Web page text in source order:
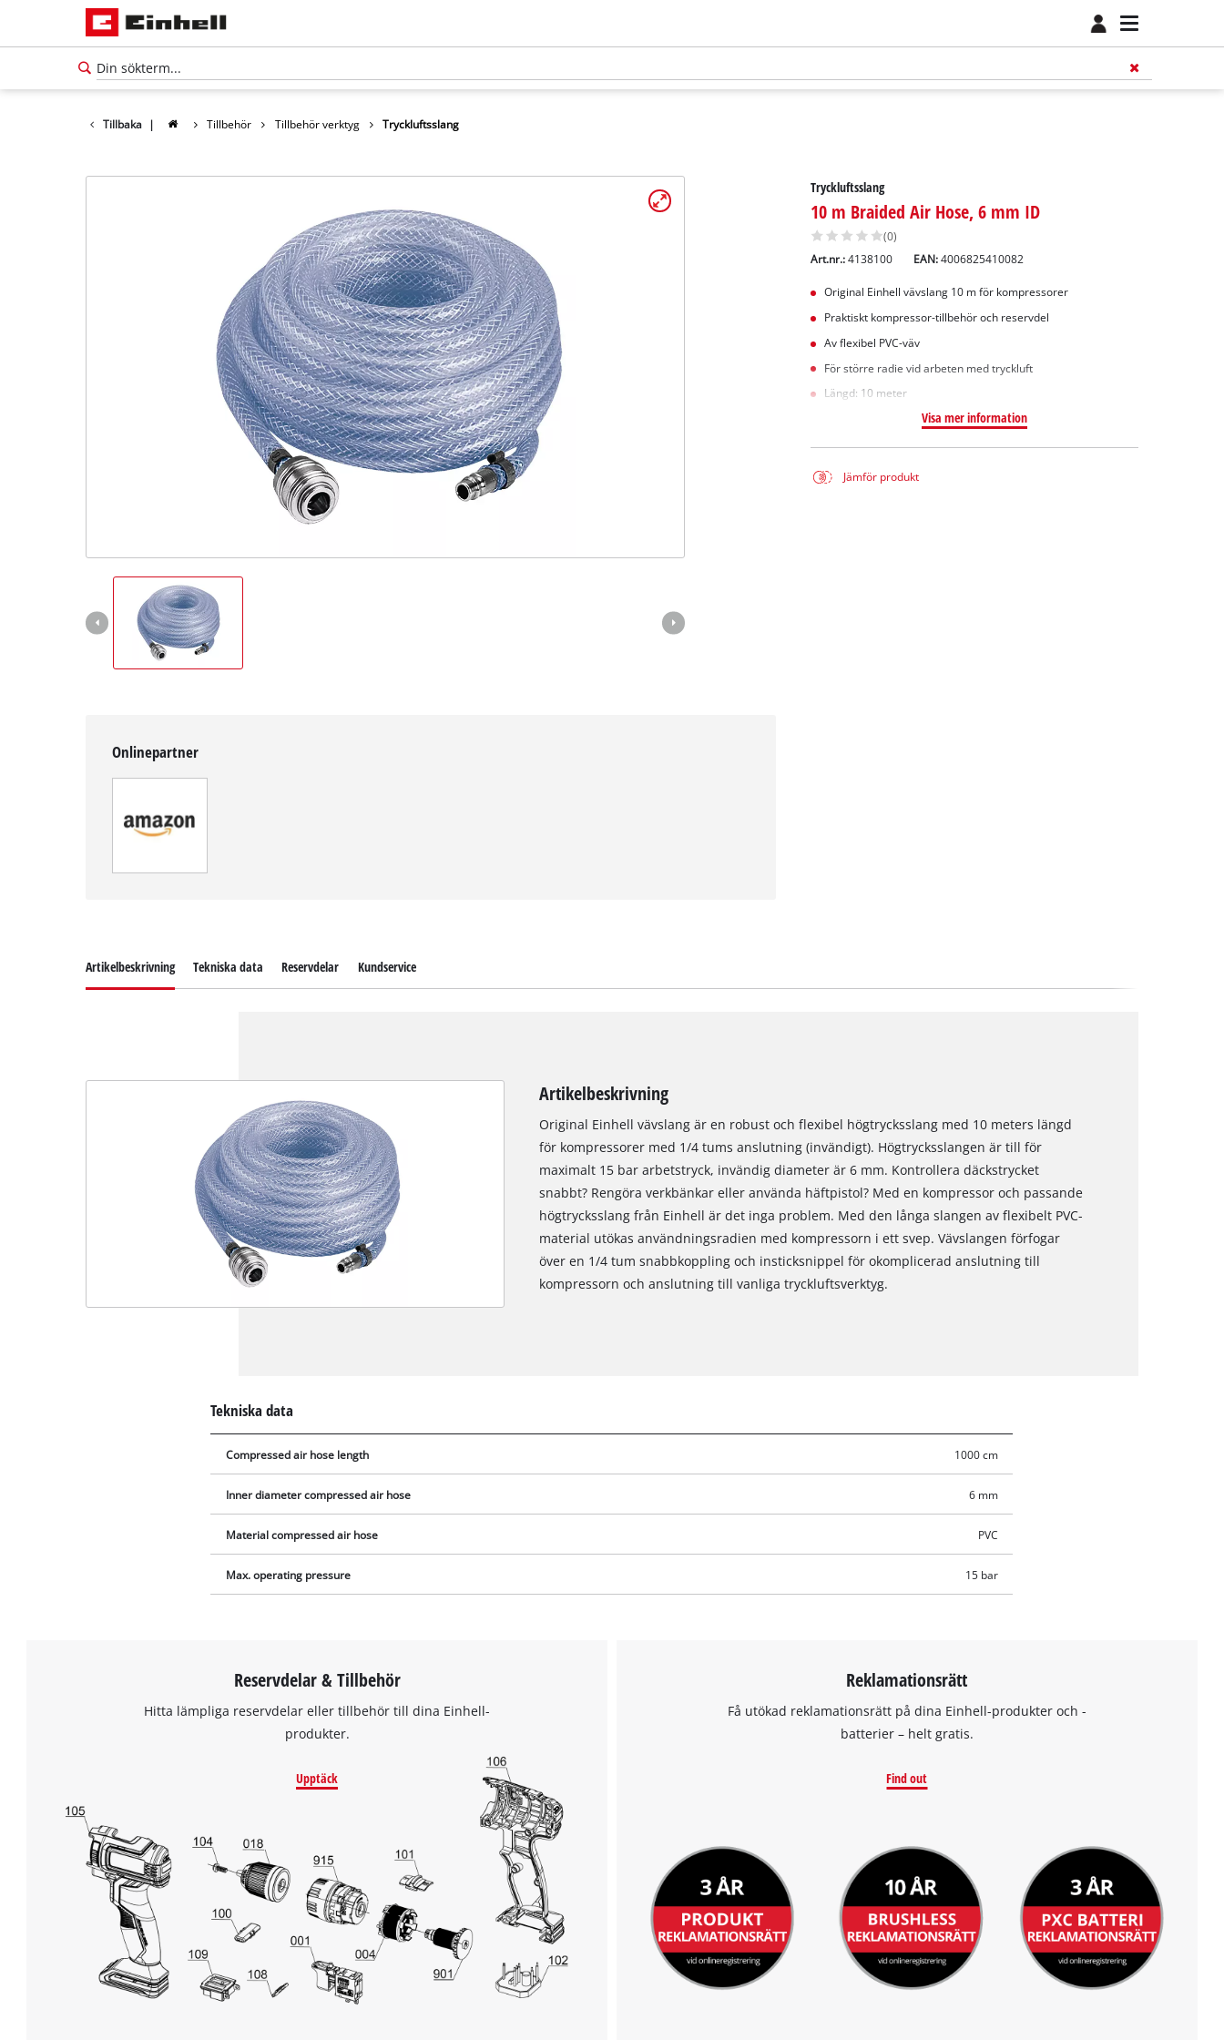
Tillbaka | Tillbehör Tillbehör verktyg Tryckluftsslang
Tryckluftsslang
10 m Braided Air Hose, 6 mm ID
(0)
Art.nr.: 4138100 EAN:4006825410082
Original Einhell vävslang 10 m för kompressorer
Praktiskt kompressor-tillbehör och reservdel
Av flexibel PVC-väv
För större radie vid arbeten med tryckluft
Längd: 10 meter
Visa mer information
Jämför produkt
Onlinepartner
the site with their CMP to add this content
Artikelbeskrivning Tekniska data Reservdelar Kundservice
Artikelbeskrivning
Original Einhell vävslang är en robust och flexibel högtrycksslang med 10 meters längd
för kompressorer med 1/4 tums anslutning (invändigt). Högtrycksslangen är till för
maximalt 15 bar arbetstryck, invändig diameter är 6 mm. Kontrollera däckstrycket
snabbt? Rengöra verkbänkar eller använda häftpistol? Med en kompressor och passande
högtrycksslang från Einhell är det inga problem. Med den långa slangen av flexibelt PVC-
material utökas användningsradien med kompressorn i ett svep. Vävslangen förfogar
över en 1/4 tum snabbkoppling och insticksnippel för okomplicerad anslutning till
kompressorn och anslutning till vanliga tryckluftsverktyg.
Tekniska data
Compressed air hose length 1000 cm
Inner diameter compressed air hose 6 mm
Material compressed air hose PVC
Max. operating pressure 15 bar
Reservdelar & Tillbehör
Hitta lämpliga reservdelar eller tillbehör till dina Einhell-
produkter.
Upptäck
Reklamationsrätt
Få utökad reklamationsrätt på dina Einhell-produkter och -
batterier – helt gratis.
Find out